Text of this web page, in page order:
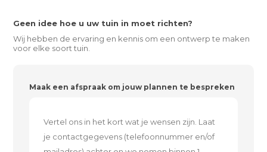
Geen idee hoe u uw tuin in moet richten?
Wij hebben de ervaring en kennis om een ontwerp te maken
voor elke soort tuin.
Maak een afspraak om jouw plannen te bespreken